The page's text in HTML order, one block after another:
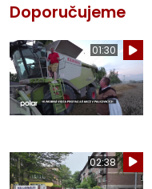
Doporučujeme
01:30
02:38